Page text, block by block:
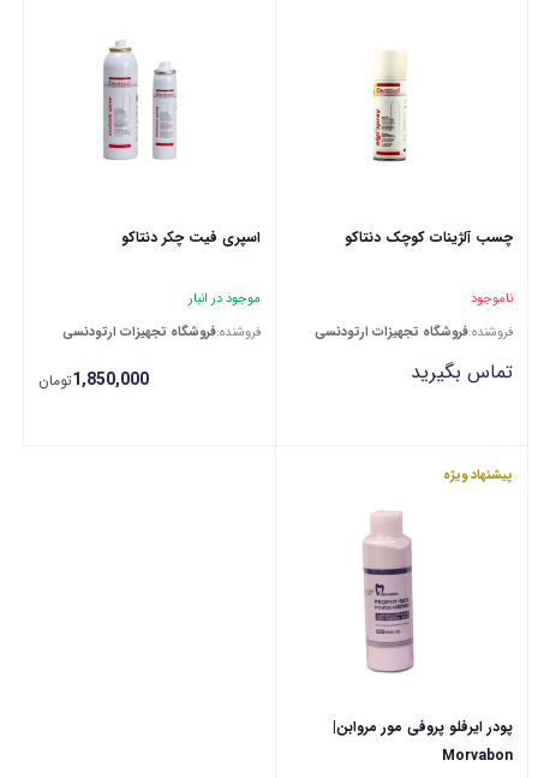
چسب آلژینات کوچک دنتاکو
ناموجود
فروشنده:فروشگاه تجهیزات ارتودنسی
تماس بگیرید
اسپری فیت چکر دنتاکو
موجود در انبار
فروشنده:فروشگاه تجهیزات ارتودنسی
1,850,000تومان
پیشنهاد ویژه
پودر ایرفلو پروفی مور مروابن|
Morvabon